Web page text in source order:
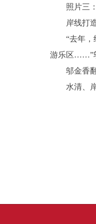
照片三：
岸线打造
“去年，经
游乐区……”
邬金香翻
水清、岸